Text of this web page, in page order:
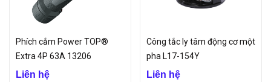
Phích cắm Power TOP®
Extra 4P 63A 13206
Liên hệ
Công tắc ly tâm động cơ một
pha L17-154Y
Liên hệ